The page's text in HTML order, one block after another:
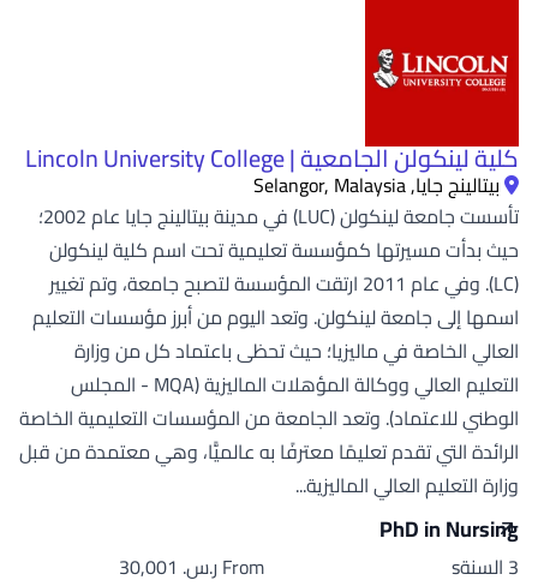
كلية لينكولن الجامعية | Lincoln University College
بيتالينج جايا, Selangor, Malaysia
تأسست جامعة لينكولن (LUC) في مدينة بيتالينج جايا عام 2002؛
حيث بدأت مسيرتها كمؤسسة تعليمية تحت اسم كلية لينكولن
(LC). وفي عام 2011 ارتقت المؤسسة لتصبح جامعة، وتم تغيير
اسمها إلى جامعة لينكولن. وتعد اليوم من أبرز مؤسسات التعليم
العالي الخاصة في ماليزيا؛ حيث تحظى باعتماد كل من وزارة
التعليم العالي ووكالة المؤهلات الماليزية (MQA - المجلس
الوطني للاعتماد). وتعد الجامعة من المؤسسات التعليمية الخاصة
الرائدة التي تقدم تعليمًا معترفًا به عالميًّا، وهي معتمدة من قبل
وزارة التعليم العالي الماليزية...
PhD in Nursing
3 السنةs From ر.س.‏ 30,001